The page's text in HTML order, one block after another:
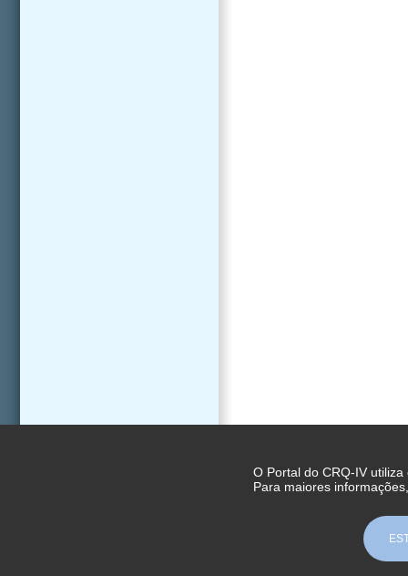
O Portal do CRQ-IV
Para maiores